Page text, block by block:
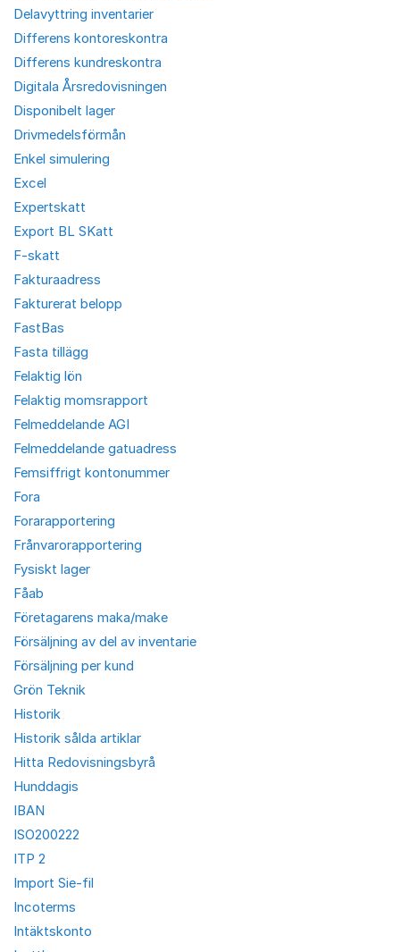
Delavyttring inventarier
Differens kontoreskontra
Differens kundreskontra
Digitala Årsredovisningen
Disponibelt lager
Drivmedelsförmån
Enkel simulering
Excel
Expertskatt
Export BL SKatt
F-skatt
Fakturaadress
Fakturerat belopp
FastBas
Fasta tillägg
Felaktig lön
Felaktig momsrapport
Felmeddelande AGI
Felmeddelande gatuadress
Femsiffrigt kontonummer
Fora
Forarapportering
Frånvarorapportering
Fysiskt lager
Fåab
Företagarens maka/make
Försäljning av del av inventarie
Försäljning per kund
Grön Teknik
Historik
Historik sålda artiklar
Hitta Redovisningsbyrå
Hunddagis
IBAN
ISO200222
ITP 2
Import Sie-fil
Incoterms
Intäktskonto